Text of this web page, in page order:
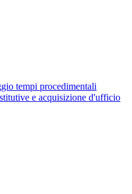
tempi procedimentali
e acquisizione d'ufficio